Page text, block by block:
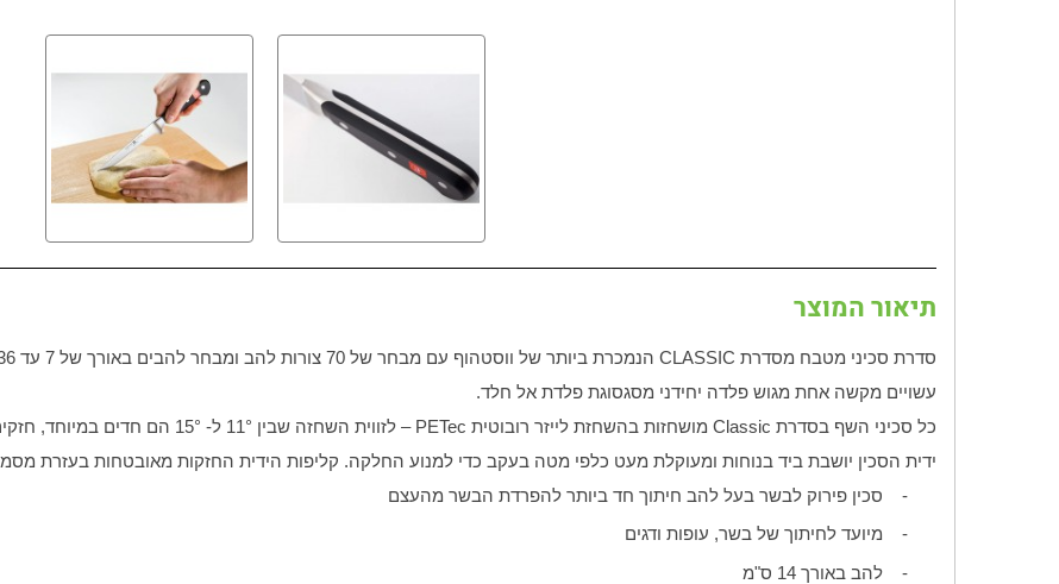
תיאור המוצר
סדרת סכיני מטבח מסדרת CLASSIC הנמכרת ביותר של ווסטהוף עם מבחר של 70 צורות להב ומבחר להבים באורך של 7 עד 36 ס"מ. מותאמת לכל טבח ביתי ושף מקצועי.
עשויים מקשה אחת מגוש פלדה יחידני מסגסוגת פלדת אל חלד.
כל סכיני השף בסדרת Classic מושחזות בהשחזת לייזר רובוטית PETec – לזווית השחזה שבין 11° ל- 15° הם חדים במיוחד, חזקים ועמידים לאורך זמן
ידית הסכין יושבת ביד בנוחות ומעוקלת מעט כלפי מטה בעקב כדי למנוע החלקה. קליפות הידית החזקות מאובטחות בעזרת
-
סכין פירוק לבשר בעל להב חיתוך חד ביותר להפרדת הבשר מהעצם
-
מיועד לחיתוך של בשר, עופות ודגים
-
להב באורך 14 ס"מ